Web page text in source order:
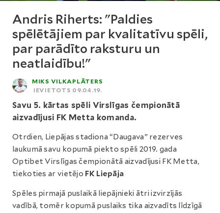
Andris Riherts: "Paldies
spēlētājiem par kvalitatīvu spēli,
par parādīto raksturu un
neatlaidību!"
MIKS VILKAPLĀTERS
IEVIETOTS 09.04.19.
Savu 5. kārtas spēli Virslīgas čempionātā
aizvadījusi FK Metta komanda.
Otrdien, Liepājas stadiona “Daugava” rezerves
laukumā savu kopumā piekto spēli 2019. gada
Optibet Virslīgas čempionātā aizvadījusi FK Metta,
tiekoties ar vietējo FK Liepāja
Spēles pirmajā puslaikā liepājnieki ātri izvirzījās
vadībā, tomēr kopumā puslaiks tika aizvadīts līdzīgā